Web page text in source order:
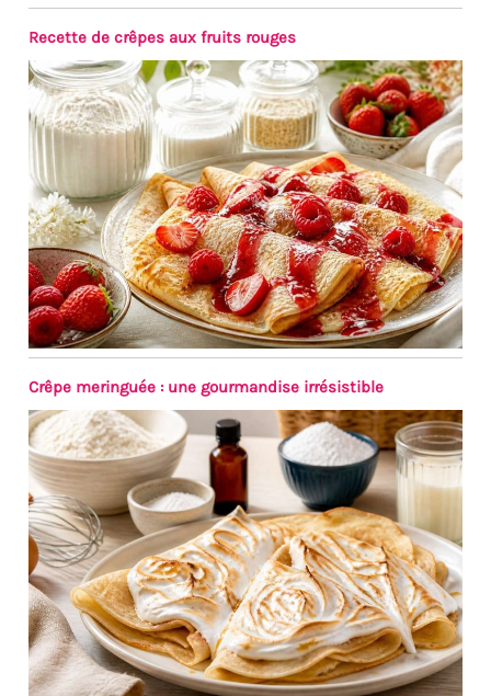
d'eau et est très facile à
entretenir. Afin de prolonger
sa durée de vie, il est
recommandé de ne pas le
nettoyer au lave-vaisselle.
Après le nettoyage, il doit être
séché afin de le garder au sec.
✔[Remarque importante] : si
vous rencontrez des
difficultés, n'hésitez pas à
nous contacter. Nous vous
répondrons dans les 24
heures.
Recette de crêpes aux fruits rouges
Crêpe meringuée : une gourmandise irrésistible